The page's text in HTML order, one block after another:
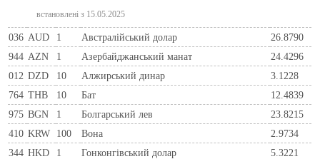
встановлені з 15.05.2025
036 AUD 1 Австралійський долар
26.8790
944 AZN 1 Азербайджанський манат
24.4296
012 DZD 10 Алжирський динар
3.1228
764 THB 10 Бат
12.4839
975 BGN 1 Болгарський лев
23.8215
410 KRW 100 Вона
2.9734
344 HKD 1 Гонконгівський долар
5.3221